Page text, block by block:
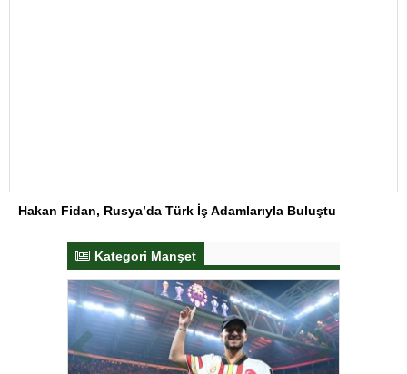
Hakan Fidan, Rusya’da Türk İş Adamlarıyla Buluştu
Kategori Manşet